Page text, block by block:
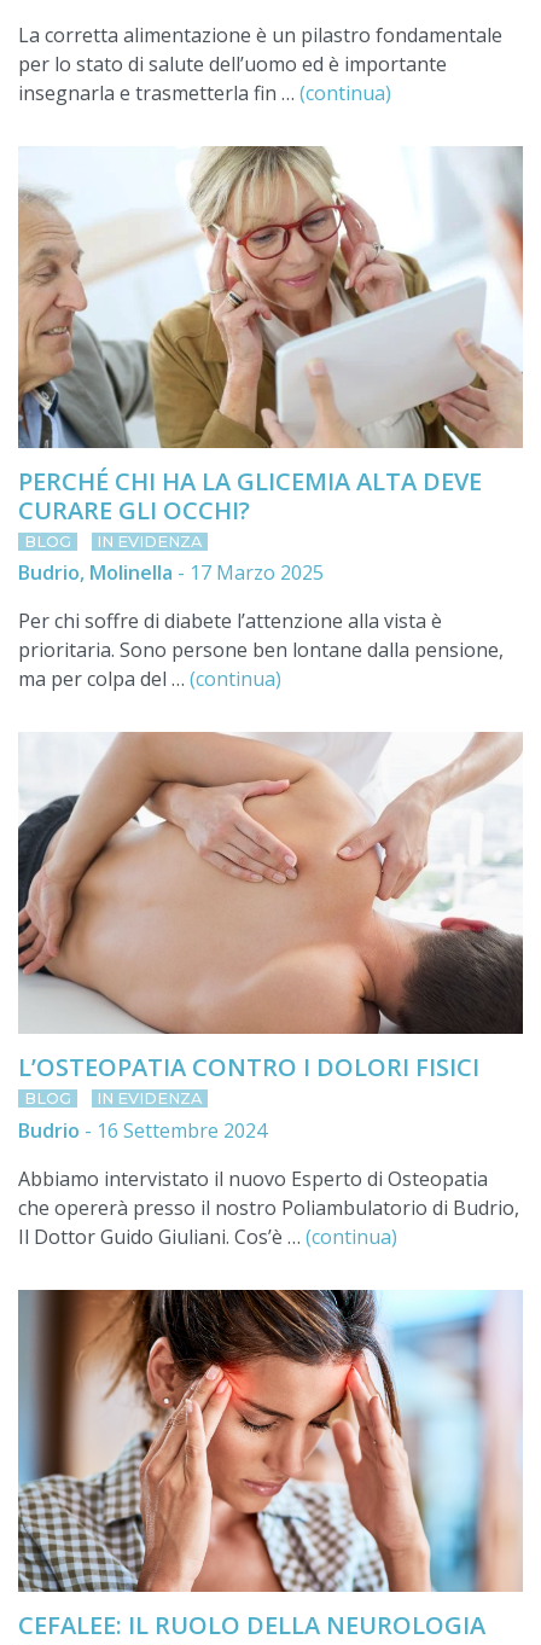
La corretta alimentazione è un pilastro fondamentale
per lo stato di salute dell’uomo ed è importante
insegnarla e trasmetterla fin … (continua)
PERCHÉ CHI HA LA GLICEMIA ALTA DEVE
CURARE GLI OCCHI?
BLOG IN EVIDENZA
Budrio, Molinella - 17 Marzo 2025
Per chi soffre di diabete l’attenzione alla vista è
prioritaria. Sono persone ben lontane dalla pensione,
ma per colpa del … (continua)
L’OSTEOPATIA CONTRO I DOLORI FISICI
BLOG IN EVIDENZA
Budrio - 16 Settembre 2024
Abbiamo intervistato il nuovo Esperto di Osteopatia
che opererà presso il nostro Poliambulatorio di Budrio,
Il Dottor Guido Giuliani. Cos’è … (continua)
CEFALEE: IL RUOLO DELLA NEUROLOGIA